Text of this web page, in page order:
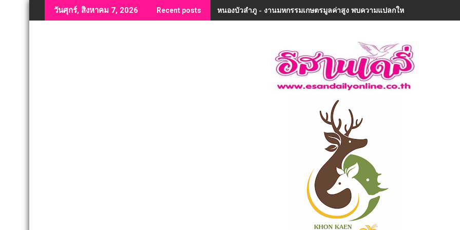
to
วันศุกร์, สิงหาคม 7, 2026 Recent posts หนองบัวลำภู - งานมหกรรมเกษตรมูลค่าสูง พบความแปลกใหม่ในรอบ 32 ปีเ